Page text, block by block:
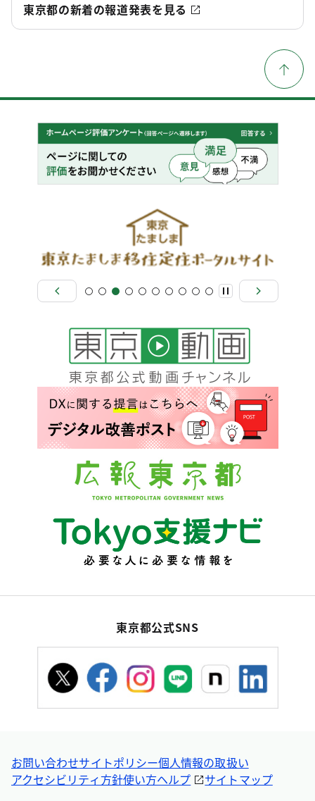
東京都の新着の報道発表を見る
東京都公式SNS
お問い合わせサイトポリシー個人情報の取扱い
アクセシビリティ方針使い方ヘルプ サイトマップ